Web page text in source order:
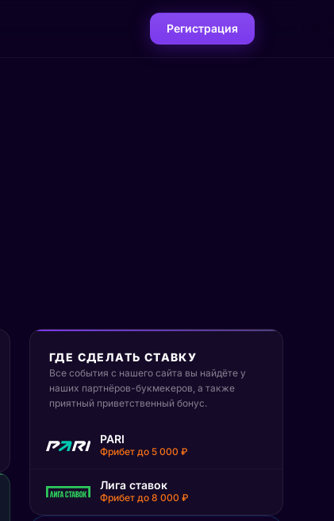
Регистрация
ГДЕ СДЕЛАТЬ СТАВКУ
Все события с нашего сайта вы найдёте у
наших партнёров-букмекеров, а также
приятный приветственный бонус.
PARI
Фрибет до 5 000 ₽
Лига ставок
Фрибет до 8 000 ₽